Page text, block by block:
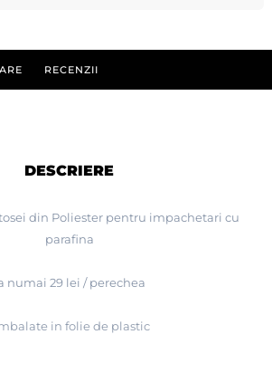
RECENZII
DESCRIERE
din Poliester pentru impachetari cu
parafina
numai 29 lei / perechea
in folie de plastic